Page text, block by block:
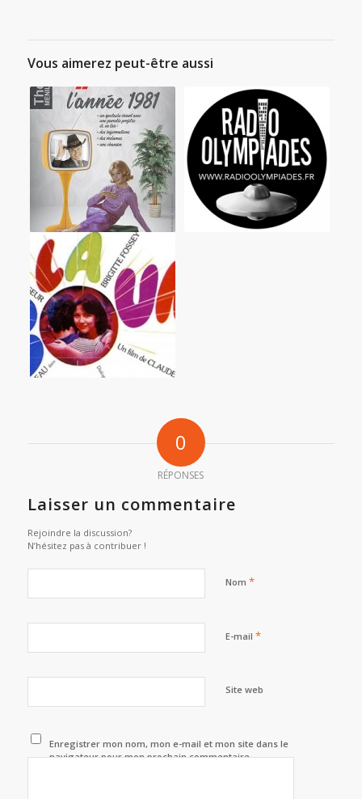
Vous aimerez peut-être aussi
0
RÉPONSES
Laisser un commentaire
Rejoindre la discussion?
N’hésitez pas à contribuer !
Nom *
E-mail *
Site web
Enregistrer mon nom, mon e-mail et mon site dans le
navigateur pour mon prochain commentaire.